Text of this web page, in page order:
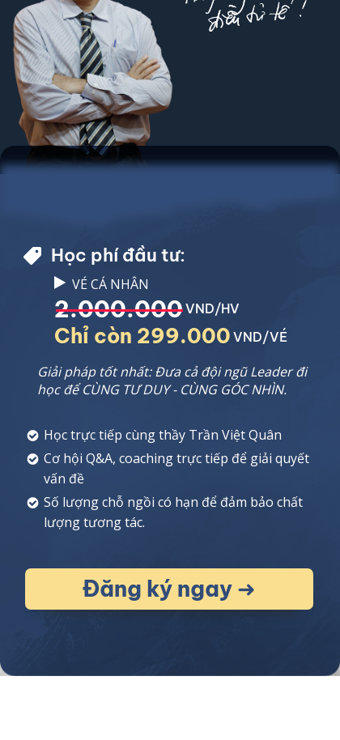
Học trực tiếp cùng thầy Trần Việt Quân
Cơ hội Q&A, coaching trực tiếp để giải quyết
vấn đề
Số lượng chỗ ngồi có hạn để đảm bảo chất
lượng tương tác.
Đăng ký ngay ➜
Giải pháp tốt nhất: Đưa cả đội ngũ Leader đi
học để CÙNG TƯ DUY - CÙNG GÓC NHÌN.
Học phí đầu tư:
Chỉ còn 299.000VND/VÉ
VÉ CÁ NHÂN
2.000.000VND/HV